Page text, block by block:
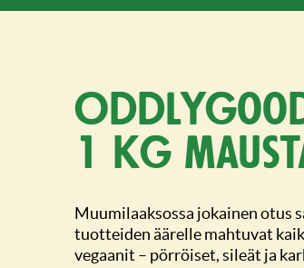
1 kg
Muumilaaksossa jokainen otus
tuotteiden äärelle mahtuvat
vegaanit – pörröiset, sileät ja